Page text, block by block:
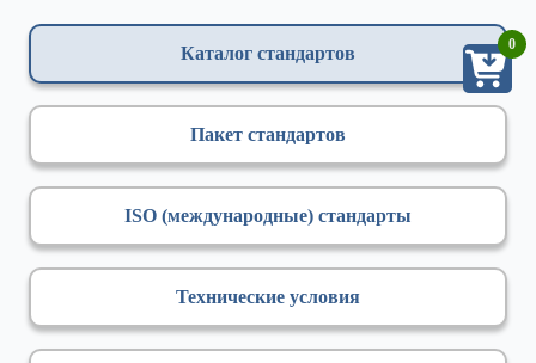
Каталог стандартов
Пакет стандартов
ISO (международные) стандарты
Технические условия
0